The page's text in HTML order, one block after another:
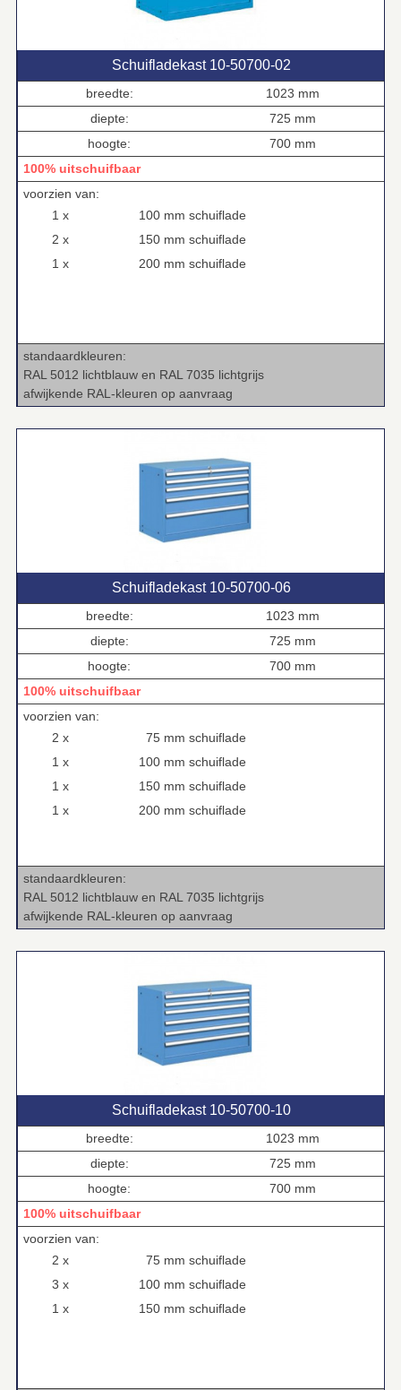
Schuifladekast 10‑50700‑02
breedte:
1023 mm
diepte:
725 mm
hoogte:
700 mm
100% uitschuifbaar
voorzien van:
1 x
100 mm schuiflade
2 x
150 mm schuiflade
1 x
200 mm schuiflade
standaardkleuren:
RAL 5012 lichtblauw en RAL 7035 lichtgrijs
afwijkende RAL‑kleuren op aanvraag
Schuifladekast 10‑50700‑06
breedte:
1023 mm
diepte:
725 mm
hoogte:
700 mm
100% uitschuifbaar
voorzien van:
2 x
75 mm schuiflade
1 x
100 mm schuiflade
1 x
150 mm schuiflade
1 x
200 mm schuiflade
standaardkleuren:
RAL 5012 lichtblauw en RAL 7035 lichtgrijs
afwijkende RAL‑kleuren op aanvraag
Schuifladekast 10‑50700‑10
breedte:
1023 mm
diepte:
725 mm
hoogte:
700 mm
100% uitschuifbaar
voorzien van:
2 x
75 mm schuiflade
3 x
100 mm schuiflade
1 x
150 mm schuiflade